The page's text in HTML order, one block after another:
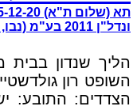
ונדל"ן 2011 בע"מ (נבו, 07.04.24)
הליך שנדון